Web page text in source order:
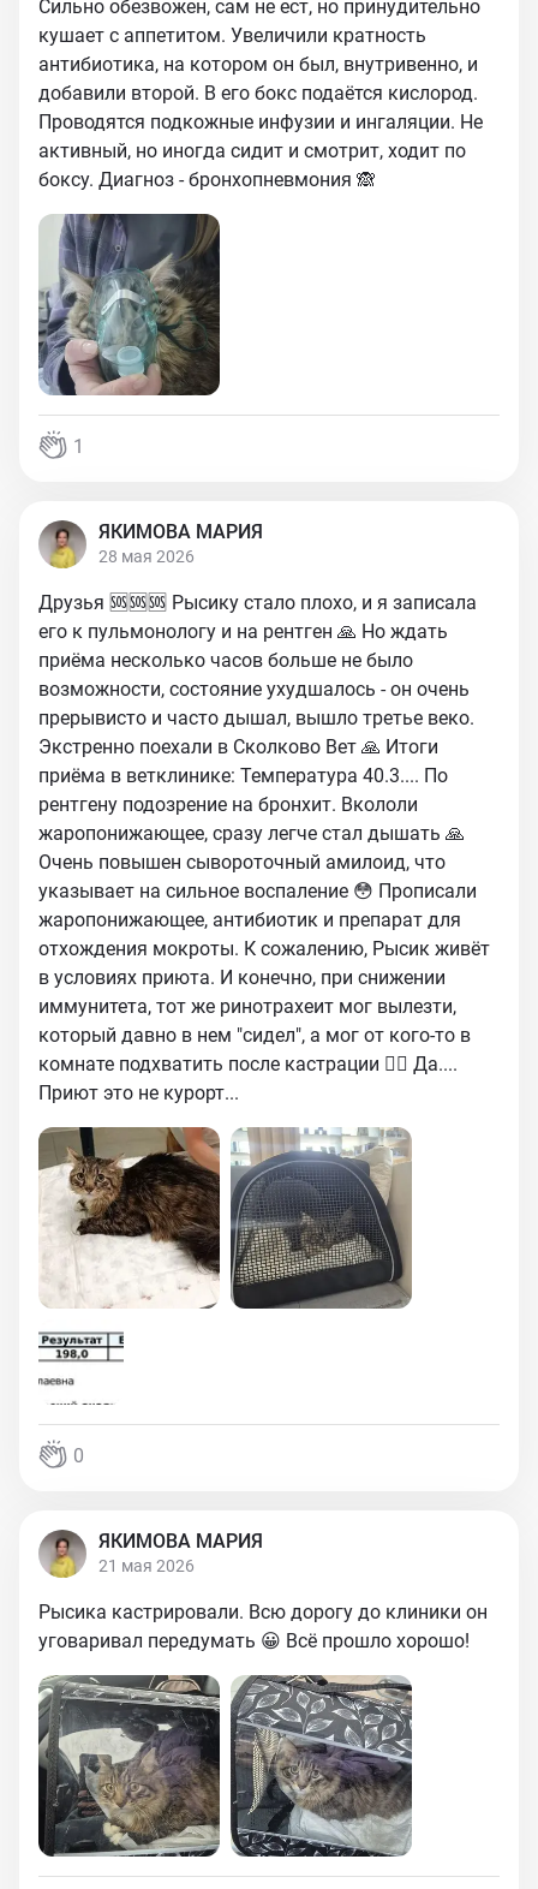
Сильно обезвожен, сам не ест, но принудительно
кушает с аппетитом. Увеличили кратность
антибиотика, на котором он был, внутривенно, и
добавили второй. В его бокс подаётся кислород.
Проводятся подкожные инфузии и ингаляции. Не
активный, но иногда сидит и смотрит, ходит по
боксу. Диагноз - бронхопневмония 🙈
1
ЯКИМОВА МАРИЯ
28 мая 2026
Друзья 🆘🆘🆘 Рысику стало плохо, и я записала
его к пульмонологу и на рентген 🙏 Но ждать
приёма несколько часов больше не было
возможности, состояние ухудшалось - он очень
прерывисто и часто дышал, вышло третье веко.
Экстренно поехали в Сколково Вет 🙏 Итоги
приёма в ветклинике: Температура 40.3.... По
рентгену подозрение на бронхит. Вкололи
жаропонижающее, сразу легче стал дышать 🙏
Очень повышен сывороточный амилоид, что
указывает на сильное воспаление 😳 Прописали
жаропонижающее, антибиотик и препарат для
отхождения мокроты. К сожалению, Рысик живёт
в условиях приюта. И конечно, при снижении
иммунитета, тот же ринотрахеит мог вылезти,
который давно в нем "сидел", а мог от кого-то в
комнате подхватить после кастрации 🤷‍♀ Да....
Приют это не курорт...
0
ЯКИМОВА МАРИЯ
21 мая 2026
Рысика кастрировали. Всю дорогу до клиники он
уговаривал передумать 😀 Всё прошло хорошо!